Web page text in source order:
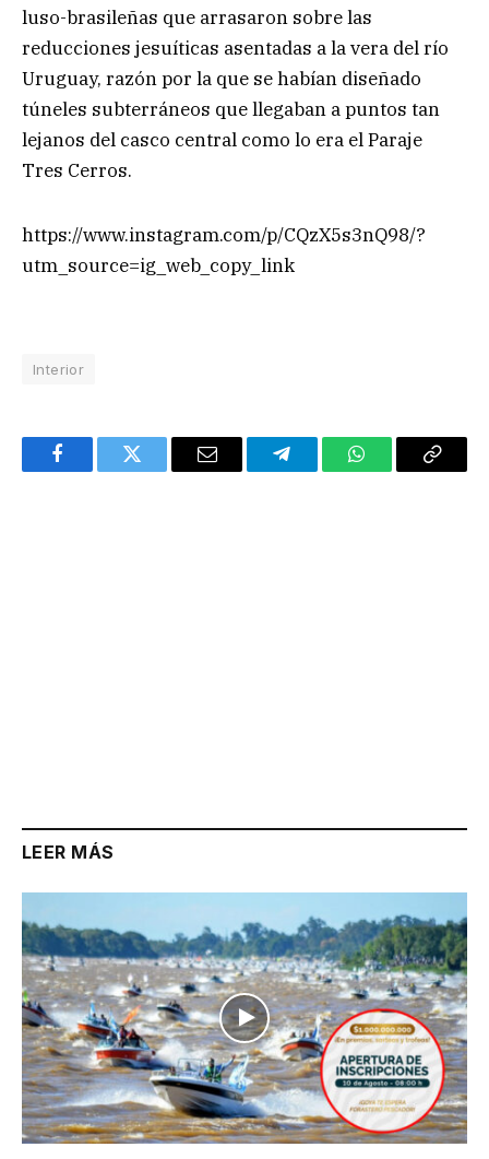
luso-brasileñas que arrasaron sobre las
reducciones jesuíticas asentadas a la vera del río
Uruguay, razón por la que se habían diseñado
túneles subterráneos que llegaban a puntos tan
lejanos del casco central como lo era el Paraje
Tres Cerros.
https://www.instagram.com/p/CQzX5s3nQ98/?
utm_source=ig_web_copy_link
Interior
FacebookTwitter Email TelegramWhatsAppCopy
LEER MÁS